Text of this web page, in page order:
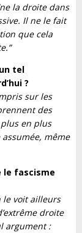
la droite dans
Il ne le fait
que cela
tel
?
sur les
des
en plus
même
le fascisme
le voit ailleurs
droite
argument :